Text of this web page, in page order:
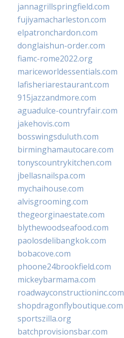
jannagrillspringfield.com
fujiyamacharleston.com
elpatronchardon.com
donglaishun-order.com
fiamc-rome2022.org
mariceworldessentials.com
lafisheriarestaurant.com
915jazzandmore.com
aguadulce-countryfair.com
jakehovis.com
bosswingsduluth.com
birminghamautocare.com
tonyscountrykitchen.com
jbellasnailspa.com
mychaihouse.com
alvisgrooming.com
thegeorginaestate.com
blythewoodseafood.com
paolosdelibangkok.com
bobacove.com
phoone24brookfield.com
mickeybarmama.com
roadwayconstructioninc.com
shopdragonflyboutique.com
sportszilla.org
batchprovisionsbar.com